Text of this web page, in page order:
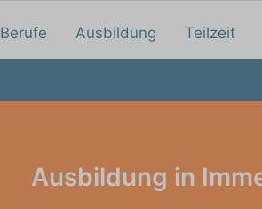
Berufe Ausbildung Teilzeit
Ausbildung in